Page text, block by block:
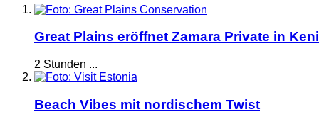
Great Plains eröffnet Zamara Private in
2 Stunden ...
Beach Vibes mit nordischem Twist